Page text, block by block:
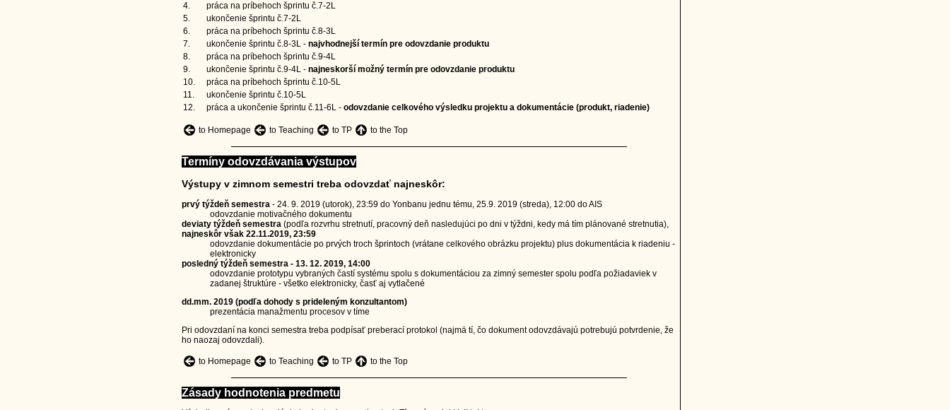
4.
práca na príbehoch šprintu č.7-2L
5.
ukončenie šprintu č.7-2L
6.
práca na príbehoch šprintu č.8-3L
7.
ukončenie šprintu č.8-3L - najvhodnejší termín pre odovzdanie produktu
8.
práca na príbehoch šprintu č.9-4L
9.
ukončenie šprintu č.9-4L - najneskorší možný termín pre odovzdanie produktu
10.
práca na príbehoch šprintu č.10-5L
11.
ukončenie šprintu č.10-5L
12.
práca a ukončenie šprintu č.11-6L - odovzdanie celkového výsledku projektu a dokumentácie (produkt, riadenie)
to Homepage to Teaching to TP to the Top
Termíny odovzdávania výstupov
Výstupy v zimnom semestri treba odovzdať najneskôr:
prvý týždeň semestra- 24. 9. 2019 (utorok), 23:59 do Yonbanu jednu tému, 25.9. 2019 (streda), 12:00 do AIS
odovzdanie motivačného dokumentu
deviaty týždeň semestra(podľa rozvrhu stretnutí, pracovný deň nasledujúci po dni v týždni, kedy má tím plánované stretnutia),
najneskôr však 22.11.2019, 23:59
odovzdanie dokumentácie po prvých troch šprintoch (vrátane celkového obrázku projektu) plus dokumentácia k riadeniu -
elektronicky
posledný týždeň semestra - 13. 12. 2019, 14:00
odovzdanie prototypu vybraných častí systému spolu s dokumentáciou za zimný semester spolu podľa požiadaviek v
zadanej štruktúre - všetko elektronicky, časť aj vytlačené
dd.mm. 2019 (podľa dohody s prideleným konzultantom)
prezentácia manažmentu procesov v tíme
Pri odovzdaní na konci semestra treba podpísať preberací protokol (najmä tí, čo dokument odovzdávajú potrebujú potvrdenie, že
ho naozaj odovzdali).
to Homepage to Teaching to TP to the Top
Zásady hodnotenia predmetu